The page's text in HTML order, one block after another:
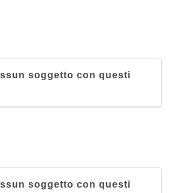
soggetto con questi
soggetto con questi